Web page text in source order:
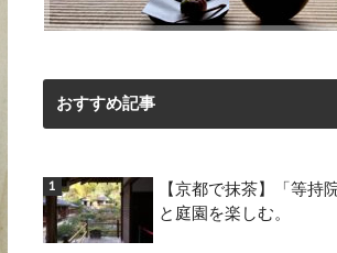
おすすめ記事
【京都で抹茶】「等持
と庭園を楽しむ。